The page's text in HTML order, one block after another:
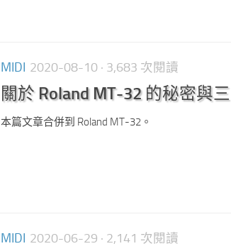
MIDI 2020-08-10 · 3,683 次閱讀
關於 Roland MT-32 的秘密與
本篇文章合併到 Roland MT-32。
MIDI 2020-06-29 · 2,141 次閱讀